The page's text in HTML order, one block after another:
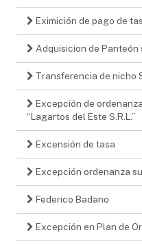
Eximición de pago de
Adquisicion de Panteón
Transferencia de nicho
Excepción de
“Lagartos del Este S.R.L.”
Excensión de tasa
Excepción ordenanza
Federico Badano
Excepción en Plan de